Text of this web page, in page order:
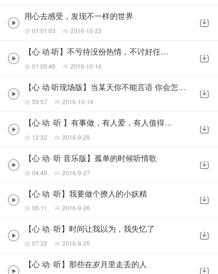
用心去感受，发现不一样的世界
01:01:03 2016-10-23
【心 动·听】不亏待没份热情，不讨好任何的冷漠
01:00:46 2016-10-16
【心 动·听现场版】当某天你不能言语 你会怎样表达心情呢
59:57 2016-10-14
【心 动 ·听 】有事做，有人爱，有人值得你去爱
12:32 2016-9-29
【心 动· 听 音乐版】孤单的时候听情歌
04:49 2016-9-27
【心 动 ·听】我要做个撩人的小妖精
06:11 2016-9-26
【心 动· 听】时间让我以为，我失忆了
07:32 2016-9-25
【心 动· 听】那些在岁月里走丢的人